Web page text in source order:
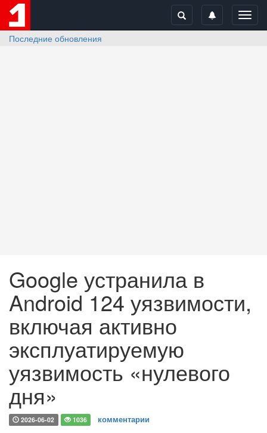
Последние обновления
Google устранила в
Android 124 уязвимости,
включая активно
эксплуатируемую
уязвимость «нулевого
дня»
2026-06-02 1036 комментарии